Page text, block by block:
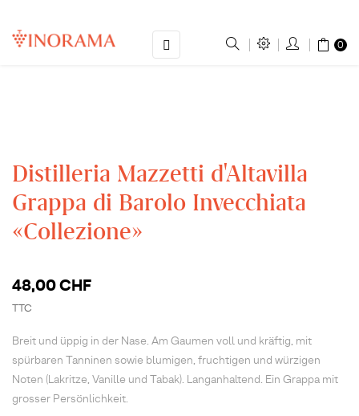
Basculer
la
☰ 0
Distilleria Mazzetti d'Altavilla
Grappa di Barolo Invecchiata
«Collezione»
48,00 CHF
TTC
Breit und üppig in der Nase. Am Gaumen voll und kräftig, mit
spürbaren Tanninen sowie blumigen, fruchtigen und würzigen
Noten (Lakritze, Vanille und Tabak). Langanhaltend. Ein Grappa mit
grosser Persönlichkeit.